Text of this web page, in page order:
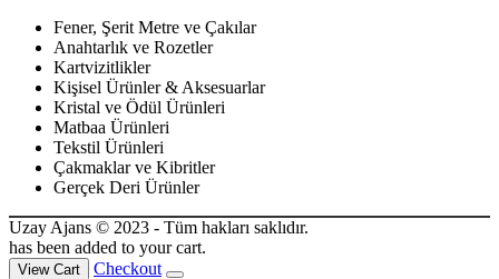
Fener, Şerit Metre ve Çakılar
Anahtarlık ve Rozetler
Kartvizitlikler
Kişisel Ürünler & Aksesuarlar
Kristal ve Ödül Ürünleri
Matbaa Ürünleri
Tekstil Ürünleri
Çakmaklar ve Kibritler
Gerçek Deri Ürünler
Uzay Ajans © 2023 - Tüm hakları saklıdır.
has been added to your cart.
View Cart Checkout